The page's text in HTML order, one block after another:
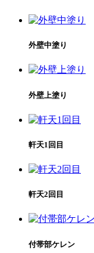
外壁中塗り
外壁上塗り
軒天1回目
軒天2回目
付帯部ケレン